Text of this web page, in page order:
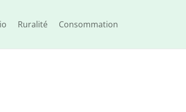
Ruralité Consommation